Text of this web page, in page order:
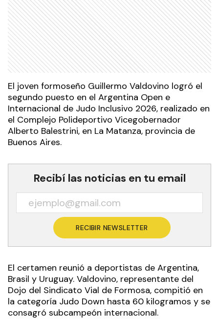
El joven formoseño Guillermo Valdovino logró el
segundo puesto en el Argentina Open e
Internacional de Judo Inclusivo 2026, realizado en
el Complejo Polideportivo Vicegobernador
Alberto Balestrini, en La Matanza, provincia de
Buenos Aires.
Recibí las noticias en tu email
RECIBIR NEWSLETTER
El certamen reunió a deportistas de Argentina,
Brasil y Uruguay. Valdovino, representante del
Dojo del Sindicato Vial de Formosa, compitió en
la categoría Judo Down hasta 60 kilogramos y se
consagró subcampeón internacional.